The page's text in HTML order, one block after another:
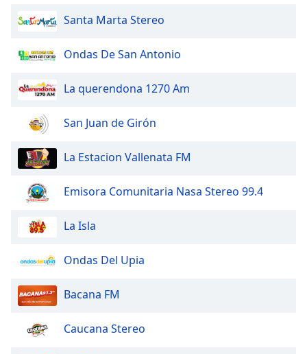
Santa Marta Stereo
Ondas De San Antonio
La querendona 1270 Am
San Juan de Girón
La Estacion Vallenata FM
Emisora Comunitaria Nasa Stereo 99.4
La Isla
Ondas Del Upia
Bacana FM
Caucana Stereo